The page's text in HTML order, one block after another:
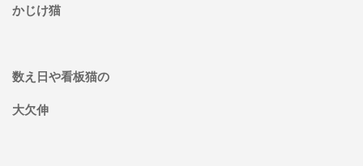
かじけ猫
数え日や看板猫の
大欠伸